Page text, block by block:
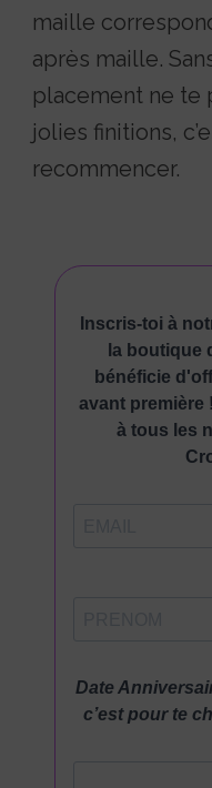
maille
après maille.
placement ne te
jolies finitions,
recommencer.